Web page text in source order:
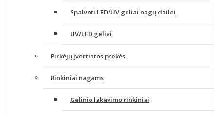
Spalvoti LED/UV geliai nagų dailei
UV/LED geliai
Pirkėjų įvertintos prekės
Rinkiniai nagams
Gelinio lakavimo rinkiniai